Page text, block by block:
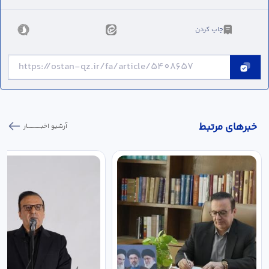
چاپ کردن
خبر‌های مرتبط آرشیو اخبـــــــــــار